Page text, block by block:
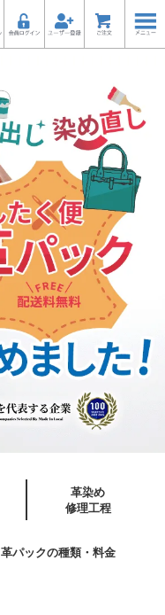
革染め
修理工程
革パックの種類・料金